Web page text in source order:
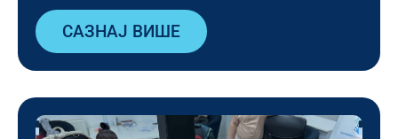
САЗНАЈ ВИШЕ